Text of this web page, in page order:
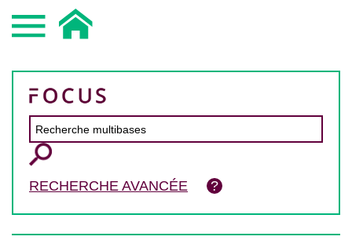
RECHERCHE AVANCÉE